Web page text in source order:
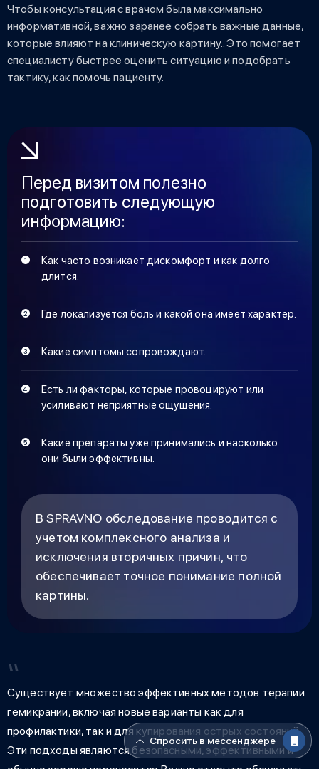
Чтобы консультация с врачом была максимально
информативной, важно заранее собрать важные данные,
которые влияют на клиническую картину.. Это помогает
специалисту быстрее оценить ситуацию и подобрать
тактику, как помочь пациенту.
Перед визитом полезно
подготовить следующую
информацию:
Как часто возникает дискомфорт и как долго
длится.
Где локализуется боль и какой она имеет характер.
Какие симптомы сопровождают.
Есть ли факторы, которые провоцируют или
усиливают неприятные ощущения.
Какие препараты уже принимались и насколько
они были эффективны.
В SPRAVNO обследование проводится с
учетом комплексного анализа и
исключения вторичных причин, что
обеспечивает точное понимание полной
картины.
Существует множество эффективных методов терапии
гемикрании, включая новые варианты как для
профилактики, так и для купирования острых состояний.
Эти подходы являются безопасными, эффективными и
Спросить в мессенджере